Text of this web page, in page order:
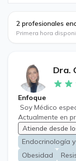
2 profesionales
Primera hora
Dra.
Enfoque
Soy Médico
Actualmente en
médica online
crónicas del
por la diabetes
Atiende desde
Endocrinología
Obesidad